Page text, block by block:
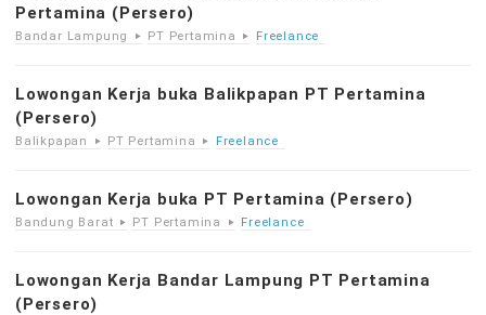
Pertamina (Persero)
Bandar Lampung PT Pertamina Freelance
Lowongan Kerja buka Balikpapan PT Pertamina
(Persero)
Balikpapan PT Pertamina Freelance
Lowongan Kerja buka PT Pertamina (Persero)
Bandung Barat PT Pertamina Freelance
Lowongan Kerja Bandar Lampung PT Pertamina
(Persero)